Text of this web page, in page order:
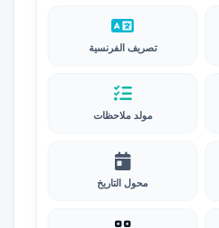
تصريف الفرنسية
مولد ملاحظات
محول التاريخ